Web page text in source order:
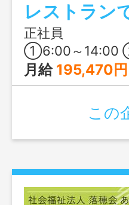
は地域で安定経
回・昇給・退職
員割引や社宅の
る体制が整って
レストラン
正社員
①6:00～14:00 ②11:30～
月給 195,470円～260,628円 ［給与の内訳］ 基本給：
この